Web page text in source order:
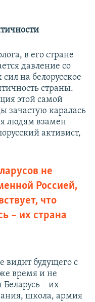
в его стране
давление со
на белорусское
страны.
этой самой
зачастую каралась
людям взамен
активист,
не
Россией,
что
– их страна
видит будущего с
время и не
Беларусь – их
школа, армия